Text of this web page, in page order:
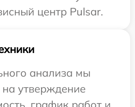
центр Pulsar.
анализа мы
утверждение